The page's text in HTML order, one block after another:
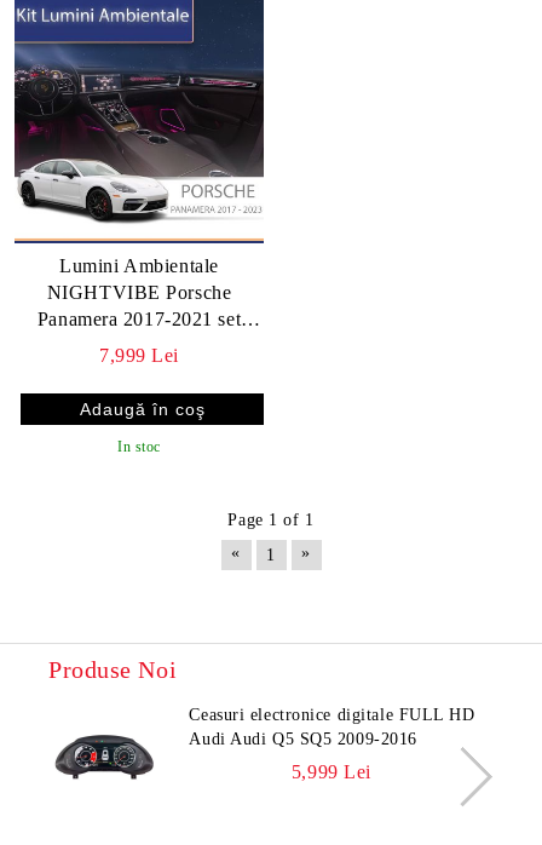
Lumini Ambientale
NIGHTVIBE Porsche
Panamera 2017-2021 set
complet cu trimuri control
7,999 Lei
In stoc
Page 1 of 1
«
1 »
Produse Noi
Ceasuri electronice digitale FULL HD
Audi Audi Q5 SQ5 2009-2016
5,999 Lei